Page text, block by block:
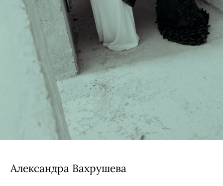
Александра Вахрушева